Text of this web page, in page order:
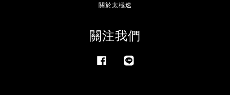
關於太極速
關注我們
Facebook